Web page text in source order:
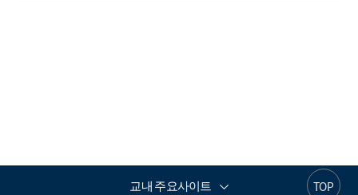
TOP
교내 주요사이트